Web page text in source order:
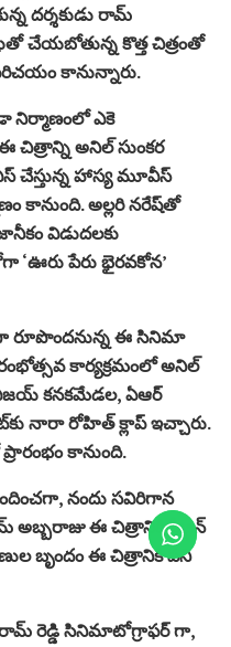
దర్శకుడు రామ్
చేయబోతున్న కొత్త చిత్రంతో
కానున్నారు.
నిర్మాణంలో ఎకె
చిత్రాన్ని అనిల్ సుంకర
చేస్తున్న హాస్య మూవీస్
కానుంది. అల్లరి నరేష్‌తో
విడుదలకు
‘ఊరు పేరు భైరవకోన’
రూపొందనున్న ఈ సినిమా
కార్యక్రమంలో అనిల్
కనకమేడల, ఏఆర్
నారా రోహిత్ క్లాప్‌ ఇచ్చారు.
కానుంది.
నందు సవిరిగాన
అబ్బరాజు ఈ చిత్రానికి స్క్రీన్
బృందం ఈ చిత్రానికి పని
రామ్ రెడ్డి సినిమాటోగ్రాఫర్ గా,